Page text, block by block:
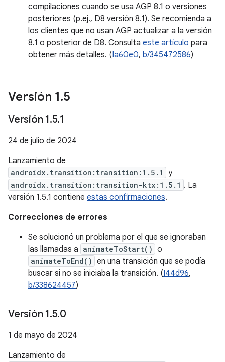
compilaciones cuando se usa AGP 8.1 o versiones
posteriores (p.ej., D8 versión 8.1). Se recomienda a
los clientes que no usan AGP actualizar a la versión
8.1 o posterior de D8. Consulta este artículo para
obtener más detalles. (Ia60e0, b/345472586)
Versión 1.5
Versión 1.5.1
24 de julio de 2024
Lanzamiento de
androidx.transition:transition:1.5.1 y
androidx.transition:transition-ktx:1.5.1 . La
versión 1.5.1 contiene estas confirmaciones.
Correcciones de errores
Se solucionó un problema por el que se ignoraban
las llamadas a animateToStart() o
animateToEnd() en una transición que se podía
buscar si no se iniciaba la transición. (I44d96,
b/338624457)
Versión 1.5.0
1 de mayo de 2024
Lanzamiento de